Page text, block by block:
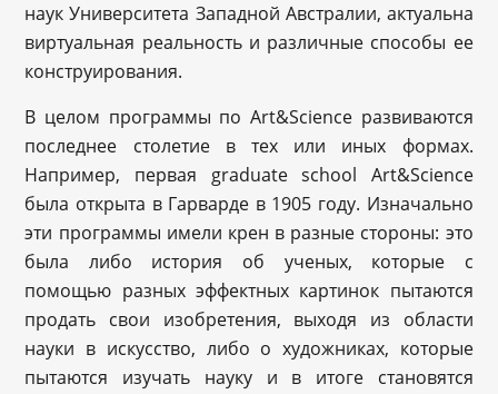
наук Университета Западной Австралии, актуальна
виртуальная реальность и различные способы ее
конструирования.
В целом программы по Art&Science развиваются
последнее столетие в тех или иных формах.
Например, первая graduate school Art&Science
была открыта в Гарварде в 1905 году. Изначально
эти программы имели крен в разные стороны: это
была либо история об ученых, которые с
помощью разных эффектных картинок пытаются
продать свои изобретения, выходя из области
науки в искусство, либо о художниках, которые
пытаются изучать науку и в итоге становятся